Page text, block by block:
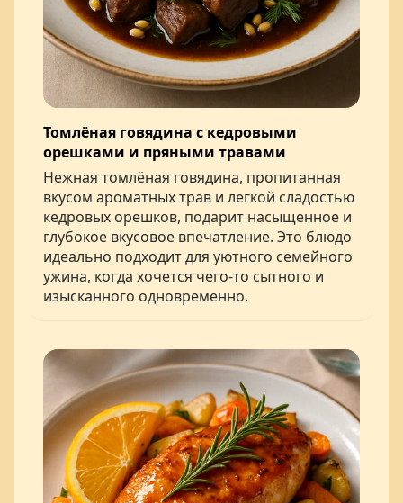
Томлёная говядина с кедровыми
орешками и пряными травами
Нежная томлёная говядина, пропитанная
вкусом ароматных трав и легкой сладостью
кедровых орешков, подарит насыщенное и
глубокое вкусовое впечатление. Это блюдо
идеально подходит для уютного семейного
ужина, когда хочется чего-то сытного и
изысканного одновременно.